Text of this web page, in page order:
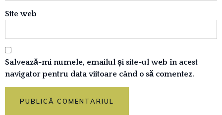
Site web
Salvează-mi numele, emailul și site-ul web în acest
navigator pentru data viitoare când o să comentez.